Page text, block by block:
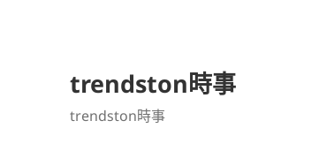
trendston時事
trendston時事